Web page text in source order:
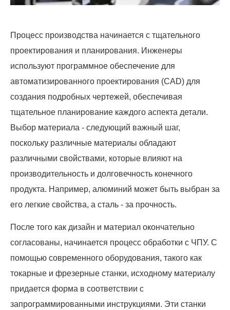
Процесс производства начинается с тщательного
проектирования и планирования. Инженеры
используют программное обеспечение для
автоматизированного проектирования (CAD) для
создания подробных чертежей, обеспечивая
тщательное планирование каждого аспекта детали.
Выбор материала - следующий важный шаг,
поскольку различные материалы обладают
различными свойствами, которые влияют на
производительность и долговечность конечного
продукта. Например, алюминий может быть выбран за
его легкие свойства, а сталь - за прочность.
После того как дизайн и материал окончательно
согласованы, начинается процесс обработки с ЧПУ. С
помощью современного оборудования, такого как
токарные и фрезерные станки, исходному материалу
придается форма в соответствии с
запрограммированными инструкциями. Эти станки